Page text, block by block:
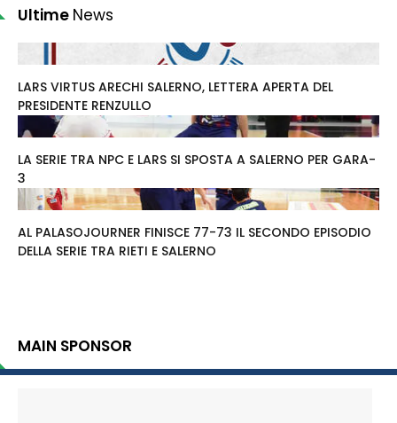
Ultime News
LARS VIRTUS ARECHI SALERNO, LETTERA APERTA DEL
PRESIDENTE RENZULLO
LA SERIE TRA NPC E LARS SI SPOSTA A SALERNO PER GARA-
3
AL PALASOJOURNER FINISCE 77-73 IL SECONDO EPISODIO
DELLA SERIE TRA RIETI E SALERNO
MAIN SPONSOR